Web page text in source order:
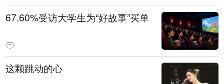
67.60%受访大学生为“好故事”买单
这颗跳动的心